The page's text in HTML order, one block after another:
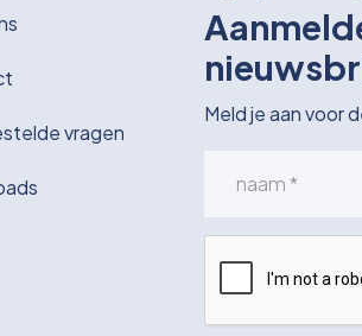
vragen
Meld je aan voor